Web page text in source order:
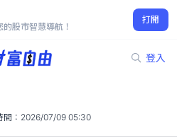
股市智慧導航！
打開
登入
0.00%
： 2026/07/09 05:30